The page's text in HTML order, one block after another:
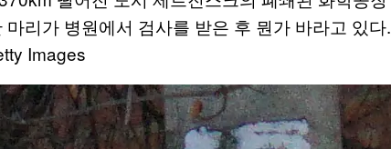
리가 병원에서 검사를 받은 후 뭔가 바라고 있다.
Images